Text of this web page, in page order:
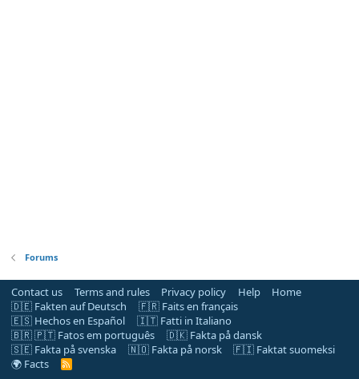
Forums
Contact us Terms and rules Privacy policy Help
Home
🇩🇪 Fakten auf Deutsch
🇫🇷 Faits en français
🇪🇸 Hechos en Español
🇮🇹 Fatti in Italiano
🇧🇷 🇵🇹 Fatos em português
🇩🇰 Fakta på dansk
🇸🇪 Fakta på svenska
🇳🇴 Fakta på norsk
🇫🇮 Faktat suomeksi
🌍 Facts
R